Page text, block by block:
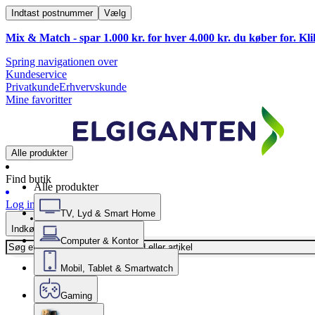
Indtast postnummer Vælg
Mix & Match - spar 1.000 kr. for hver 4.000 kr. du køber for.
Spring navigationen over
Kundeservice
PrivatkundeErhvervskunde
Mine favoritter
Alle produkter
Find butik
Log ind
Indkøbskurv
Alle produkter
TV, Lyd & Smart Home
Computer & Kontor
Mobil, Tablet & Smartwatch
Gaming